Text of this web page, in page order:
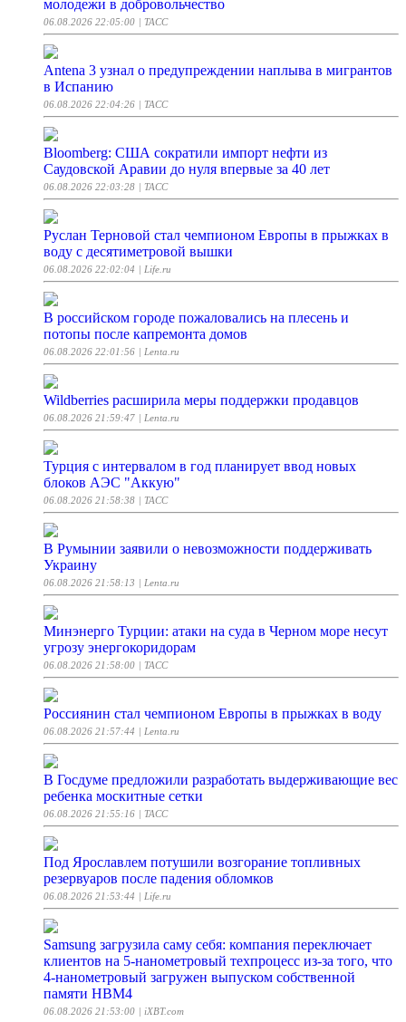
молодежи в добровольчество
06.08.2026 22:05:00 | ТАСС
Antena 3 узнал о предупреждении наплыва в мигрантов
в Испанию
06.08.2026 22:04:26 | ТАСС
Bloomberg: США сократили импорт нефти из
Саудовской Аравии до нуля впервые за 40 лет
06.08.2026 22:03:28 | ТАСС
Руслан Терновой стал чемпионом Европы в прыжках в
воду с десятиметровой вышки
06.08.2026 22:02:04 | Life.ru
В российском городе пожаловались на плесень и
потопы после капремонта домов
06.08.2026 22:01:56 | Lenta.ru
Wildberries расширила меры поддержки продавцов
06.08.2026 21:59:47 | Lenta.ru
Турция с интервалом в год планирует ввод новых
блоков АЭС "Аккую"
06.08.2026 21:58:38 | ТАСС
В Румынии заявили о невозможности поддерживать
Украину
06.08.2026 21:58:13 | Lenta.ru
Минэнерго Турции: атаки на суда в Черном море несут
угрозу энергокоридорам
06.08.2026 21:58:00 | ТАСС
Россиянин стал чемпионом Европы в прыжках в воду
06.08.2026 21:57:44 | Lenta.ru
В Госдуме предложили разработать выдерживающие вес
ребенка москитные сетки
06.08.2026 21:55:16 | ТАСС
Под Ярославлем потушили возгорание топливных
резервуаров после падения обломков
06.08.2026 21:53:44 | Life.ru
Samsung загрузила саму себя: компания переключает
клиентов на 5-нанометровый техпроцесс из-за того, что
4-нанометровый загружен выпуском собственной
памяти HBM4
06.08.2026 21:53:00 | iXBT.com